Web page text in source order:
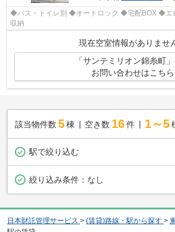
◆バス・トイレ別 ◆オートロック ◆宅配BOX ◆
収納
現在空室情報がありませ
「サンテミリオン錦糸町
お問い合わせはこちら
該当物件数 5棟 空き数 16 件 1～5
駅で絞り込む
絞り込み条件： なし
日本財託管理サービス > (賃貸)路線・駅から探す >